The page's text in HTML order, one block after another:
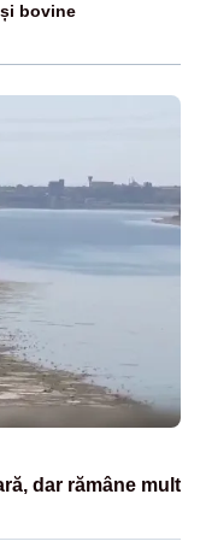
bovine
dar rămâne mult